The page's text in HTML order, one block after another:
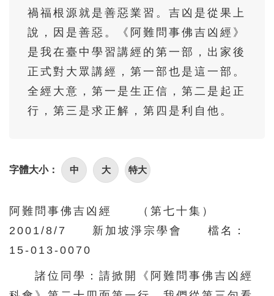
66 67 68 69 70
71 72 73 74 75
76 77 78 79 80
81 82 83 84 85
87 89
禍福根源就是善惡業習。吉凶是從果上
說，因是善惡。《阿難問事佛吉凶經》
是我在臺中學習講經的第一部，出家後
正式對大眾講經，第一部也是這一部。
全經大意，第一是生正信，第二是起正
行，第三是求正解，第四是利自他。
字體大小： 中 大 特大
阿難問事佛吉凶經 （第七十集）
2001/8/7 新加坡淨宗學會 檔名：
15-013-0070
諸位同學：請掀開《阿難問事佛吉凶經